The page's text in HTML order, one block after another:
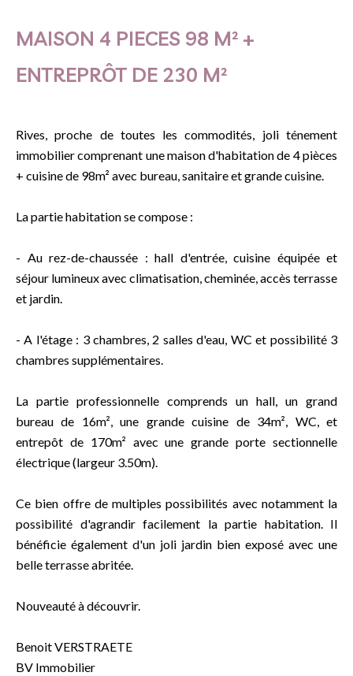
MAISON 4 PIECES 98 M² +
ENTREPRÔT DE 230 M²
Rives, proche de toutes les commodités, joli ténement
immobilier comprenant une maison d'habitation de 4 pièces
+ cuisine de 98m² avec bureau, sanitaire et grande cuisine.
La partie habitation se compose :
- Au rez-de-chaussée : hall d'entrée, cuisine équipée et
séjour lumineux avec climatisation, cheminée, accès terrasse
et jardin.
- A l'étage : 3 chambres, 2 salles d'eau, WC et possibilité 3
chambres supplémentaires.
La partie professionnelle comprends un hall, un grand
bureau de 16m², une grande cuisine de 34m², WC, et
entrepôt de 170m² avec une grande porte sectionnelle
électrique (largeur 3.50m).
Ce bien offre de multiples possibilités avec notamment la
possibilité d'agrandir facilement la partie habitation. Il
bénéficie également d'un joli jardin bien exposé avec une
belle terrasse abritée.
Nouveauté à découvrir.
Benoit VERSTRAETE
BV Immobilier